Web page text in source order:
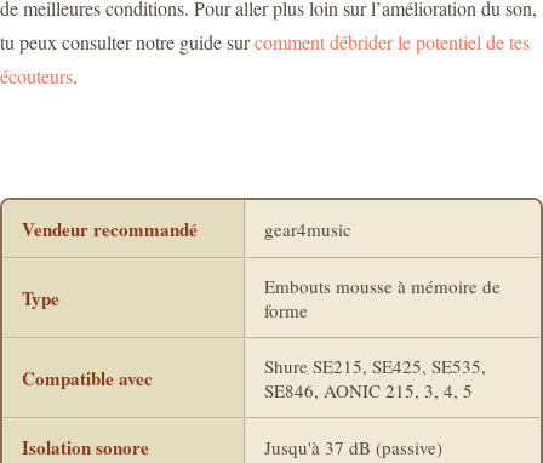
de meilleures conditions. Pour aller plus loin sur l’amélioration du son,
tu peux consulter notre guide surcomment débrider le potentiel de tes
écouteurs.
Vendeur recommandé gear4music
Type
Embouts mousse à mémoire de
forme
Compatible avec
Shure SE215, SE425, SE535,
SE846, AONIC 215, 3, 4, 5
Isolation sonore Jusqu'à 37 dB (passive)